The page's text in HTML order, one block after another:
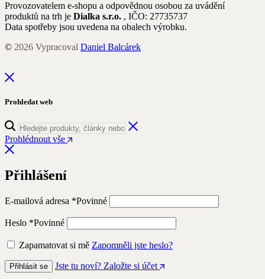
Provozovatelem e-shopu a odpovědnou osobou za uvádění
produktů na trh je Dialka s.r.o. , IČO: 27735737
Data spotřeby jsou uvedena na obalech výrobku.
© 2026 Vypracoval Daniel Balcárek
Prohledat web
Prohlédnout vše
Přihlášení
E-mailová adresa *Povinné
Heslo *Povinné
Zapamatovat si mě Zapomněli jste heslo?
Přihlásit se Jste tu noví? Založte si účet